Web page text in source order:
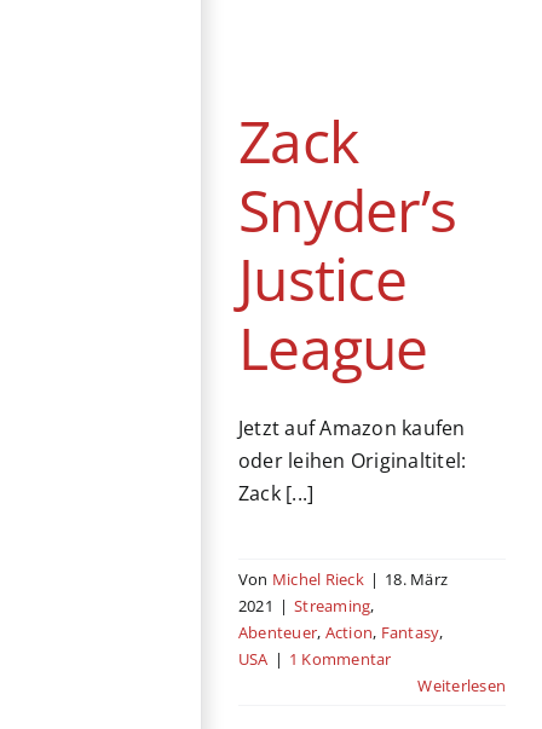
Zack
Snyder’s
Justice
League
Jetzt auf Amazon kaufen
oder leihen Originaltitel:
Zack [...]
Von Michel Rieck | 18. März
2021 | Streaming,
Abenteuer, Action, Fantasy,
USA | 1 Kommentar
Weiterlesen